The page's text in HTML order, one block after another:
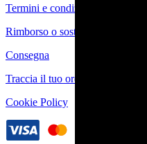
Termini e condizioni
Rimborso o sostituzione
Consegna
Traccia il tuo ordine
Cookie Policy